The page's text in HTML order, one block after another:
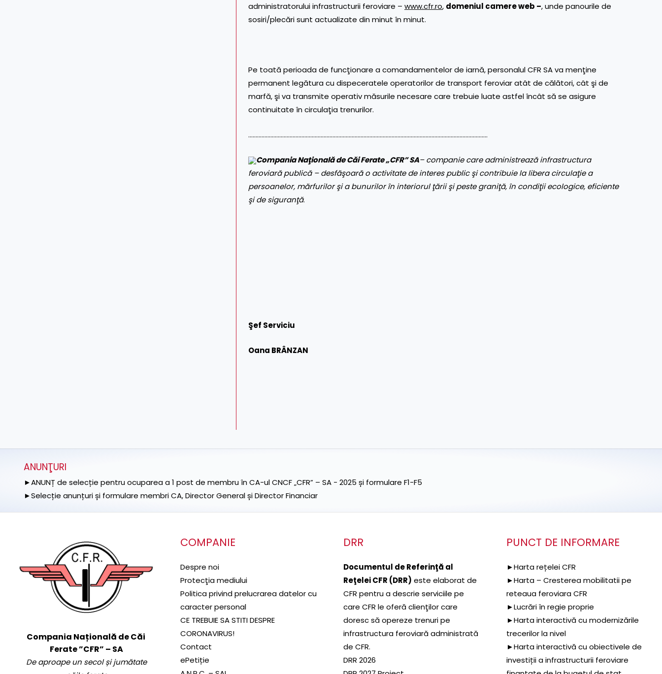
administratorului infrastructurii feroviare – www.cfr.ro, domeniul camere web –, unde panourile de
sosiri/plecări sunt actualizate din minut în minut.
Pe toată perioada de funcţionare a comandamentelor de iarnă, personalul CFR SA va menţine
permanent legătura cu dispeceratele operatorilor de transport feroviar atât de călători, cât şi de
marfă, şi va transmite operativ măsurile necesare care trebuie luate astfel încât să se asigure
continuitate în circulaţia trenurilor.
………………………………………………………………………………………………………………………………………………
Compania Naţională de Căi Ferate „CFR” SA– companie care administrează infrastructura
feroviară publică – desfăşoară o activitate de interes public şi contribuie la libera circulaţie a
persoanelor, mărfurilor şi a bunurilor în interiorul ţării şi peste graniţă, în condiţii ecologice, eficiente
şi de siguranţă.
Şef Serviciu
Oana BRÂNZAN
ANUNŢURI
►ANUNȚ de selecție pentru ocuparea a 1 post de membru în CA-ul CNCF „CFR” – SA - 2025 și formulare F1-F5
►Selecție anunțuri și formulare membri CA, Director General și Director Financiar
Compania Națională de Căi
Ferate ”CFR” – SA
De aproape un secol și jumătate
COMPANIE
Despre noi
Protecţia mediului
Politica privind prelucrarea datelor cu
caracter personal
CE TREBUIE SA STITI DESPRE
CORONAVIRUS!
Contact
ePetiție
DRR
Documentul de Referinţă al
Reţelei CFR (DRR) este elaborat de
CFR pentru a descrie serviciile pe
care CFR le oferă clienţilor care
doresc să opereze trenuri pe
infrastructura feroviară administrată
de CFR.
DRR 2026
PUNCT DE INFORMARE
►Harta rețelei CFR
►Harta – Cresterea mobilitatii pe
reteaua feroviara CFR
►Lucrări în regie proprie
►Harta interactivă cu modernizările
trecerilor la nivel
►Harta interactivă cu obiectivele de
investiții a infrastructurii feroviare